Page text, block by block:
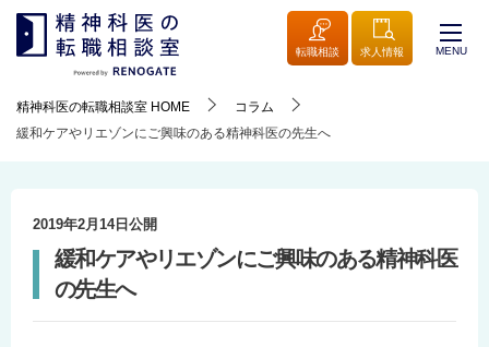
転職相談 求人情報 MENU
精神科医の転職相談室 HOME
コラム
緩和ケアやリエゾンにご興味のある精神科医の先生へ
2019年2月14日 公開
緩和ケアやリエゾンにご興味のある精神科医
の先生へ